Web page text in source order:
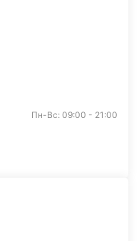
Пн-Вс: 09:00 - 21:00